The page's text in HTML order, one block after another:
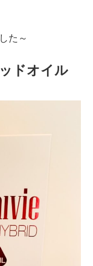
た～
ドオイル